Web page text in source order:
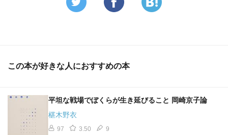
この本が好きな人におすすめの本
平坦な戦場でぼくらが生き延びること 岡崎京子論
椹木野衣
97 3.50 9